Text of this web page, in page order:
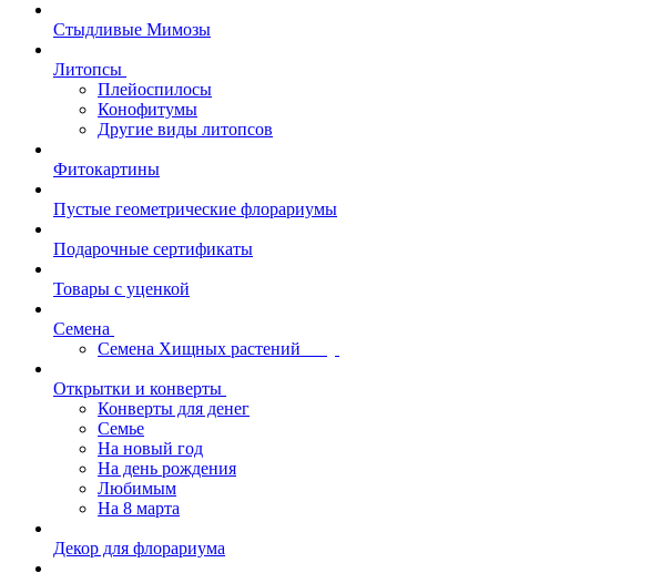
Стыдливые Мимозы
Литопсы
Плейоспилосы
Конофитумы
Другие виды литопсов
Фитокартины
Пустые геометрические флорариумы
Подарочные сертификаты
Товары с уценкой
Семена
Семена Хищных растений
Открытки и конверты
Конверты для денег
Семье
На новый год
На день рождения
Любимым
На 8 марта
Декор для флорариума